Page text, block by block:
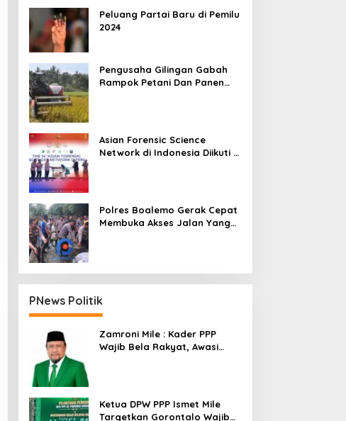
Peluang Partai Baru di Pemilu
2024
Pengusaha Gilingan Gabah
Rampok Petani Dan Panen
Asian Forensic Science
Network di Indonesia Diikuti 17
Polres Boalemo Gerak Cepat
Membuka Akses Jalan Yang
PNews Politik
Zamroni Mile : Kader PPP
Wajib Bela Rakyat, Awasi
Ketua DPW PPP Ismet Mile
Targetkan Gorontalo Wajib